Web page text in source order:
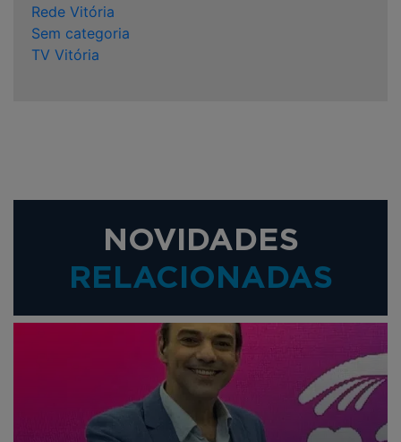
Rede Vitória
Sem categoria
TV Vitória
NOVIDADES
RELACIONADAS